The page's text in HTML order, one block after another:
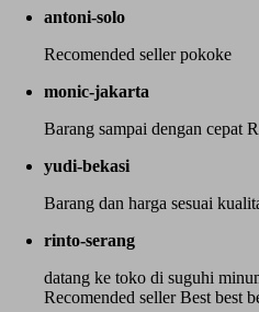
antoni-solo
Recomended seller pokoke
monic-jakarta
Barang sampai dengan cepat
yudi-bekasi
Barang dan harga sesuai
rinto-serang
datang ke toko di suguhi
Recomended seller Best best